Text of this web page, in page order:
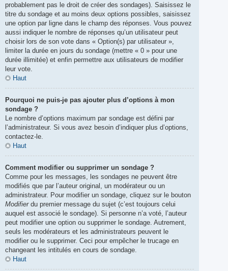
probablement pas le droit de créer des sondages). Saisissez le
titre du sondage et au moins deux options possibles, saisissez
une option par ligne dans le champ des réponses. Vous pouvez
aussi indiquer le nombre de réponses qu’un utilisateur peut
choisir lors de son vote dans « Option(s) par utilisateur »,
limiter la durée en jours du sondage (mettre « 0 » pour une
durée illimitée) et enfin permettre aux utilisateurs de modifier
leur vote.
Haut
Pourquoi ne puis-je pas ajouter plus d’options à mon
sondage ?
Le nombre d’options maximum par sondage est défini par
l’administrateur. Si vous avez besoin d’indiquer plus d’options,
contactez-le.
Haut
Comment modifier ou supprimer un sondage ?
Comme pour les messages, les sondages ne peuvent être
modifiés que par l’auteur original, un modérateur ou un
administrateur. Pour modifier un sondage, cliquez sur le bouton
Modifierdu premier message du sujet (c’est toujours celui
auquel est associé le sondage). Si personne n’a voté, l’auteur
peut modifier une option ou supprimer le sondage. Autrement,
seuls les modérateurs et les administrateurs peuvent le
modifier ou le supprimer. Ceci pour empêcher le trucage en
changeant les intitulés en cours de sondage.
Haut